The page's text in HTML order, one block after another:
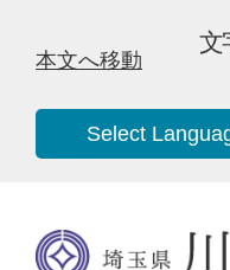
本文へ移動
文
Select